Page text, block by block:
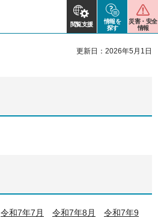
閲覧支援
情報を
探す
災害・安全
情報
更新日：2026年5月1日
令和7年7月 令和7年8月
令和7年9